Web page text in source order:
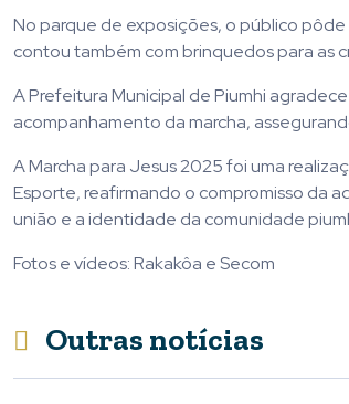
No parque de exposições, o público
contou também com brinquedos para as
A Prefeitura Municipal de Piumhi
acompanhamento da marcha,
A Marcha para Jesus 2025 foi uma
Esporte, reafirmando o compromisso da
união e a identidade da comunidade
Fotos e vídeos: Rakakôa e Secom
Outras notícias